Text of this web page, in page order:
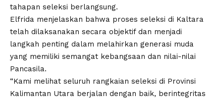
tahapan seleksi berlangsung.
Elfrida menjelaskan bahwa proses seleksi di Kaltara
telah dilaksanakan secara objektif dan menjadi
langkah penting dalam melahirkan generasi muda
yang memiliki semangat kebangsaan dan nilai-nilai
Pancasila.
“Kami melihat seluruh rangkaian seleksi di Provinsi
Kalimantan Utara berjalan dengan baik, berintegritas